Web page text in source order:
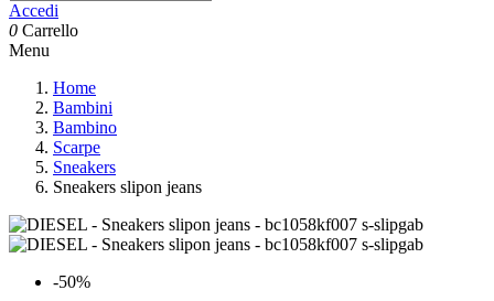
Accedi
0 Carrello
Menu
Home
Bambini
Bambino
Scarpe
Sneakers
Sneakers slipon jeans
-50%